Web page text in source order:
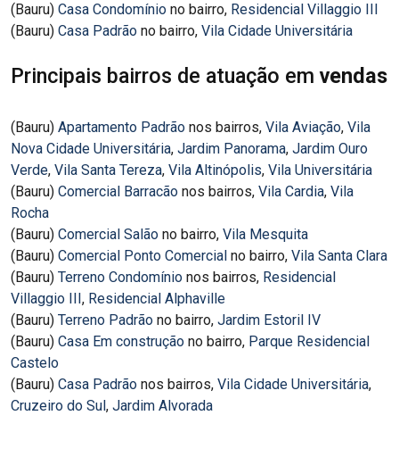
(Bauru) Casa Condomínio no bairro, Residencial Villaggio III
(Bauru) Casa Padrão no bairro, Vila Cidade Universitária
Principais bairros de atuação emvendas
(Bauru) Apartamento Padrão nos bairros, Vila Aviação, Vila
Nova Cidade Universitária, Jardim Panorama, Jardim Ouro
Verde, Vila Santa Tereza, Vila Altinópolis, Vila Universitária
(Bauru) Comercial Barracão nos bairros, Vila Cardia, Vila
Rocha
(Bauru) Comercial Salão no bairro, Vila Mesquita
(Bauru) Comercial Ponto Comercial no bairro, Vila Santa Clara
(Bauru) Terreno Condomínio nos bairros, Residencial
Villaggio III, Residencial Alphaville
(Bauru) Terreno Padrão no bairro, Jardim Estoril IV
(Bauru) Casa Em construção no bairro, Parque Residencial
Castelo
(Bauru) Casa Padrão nos bairros, Vila Cidade Universitária,
Cruzeiro do Sul, Jardim Alvorada